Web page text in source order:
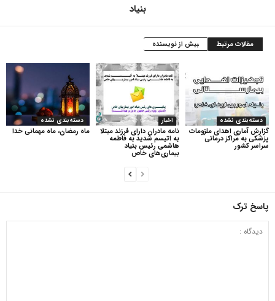
بنیاد
مقالات مرتبط بیش از نویسنده
دسته‌بندی نشده
ماه رمضان، ماه مهمانی خدا
اخبار
نامه مادران دارای فرزند مبتلا
به اتیسم شدید به فاطمه
هاشمی رئیس بنیاد
بیماری‌های خاص
دسته‌بندی نشده
گزارش آماری اهدای ملزومات
پزشکی به مراکز درمانی
سراسر کشور
پاسخ ترک